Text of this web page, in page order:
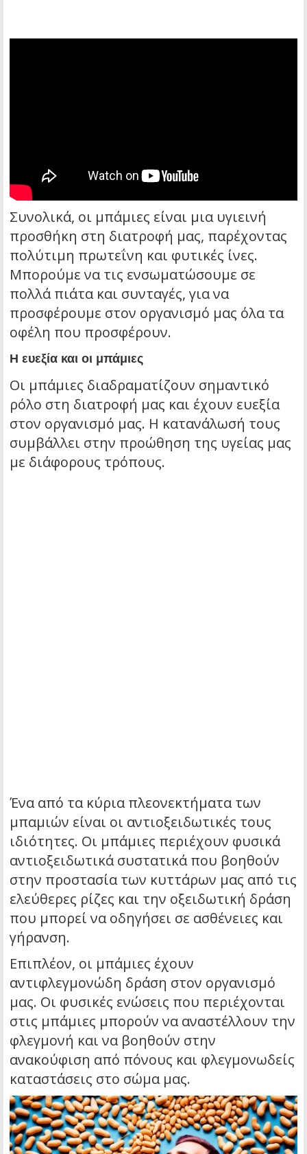
Συνολικά, οι μπάμιες είναι μια υγιεινή
προσθήκη στη διατροφή μας, παρέχοντας
πολύτιμη πρωτεΐνη και φυτικές ίνες.
Μπορούμε να τις ενσωματώσουμε σε
πολλά πιάτα και συνταγές, για να
προσφέρουμε στον οργανισμό μας όλα τα
οφέλη που προσφέρουν.
Η ευεξία και οι μπάμιες
Οι μπάμιες διαδραματίζουν σημαντικό
ρόλο στη διατροφή μας και έχουν ευεξία
στον οργανισμό μας. Η κατανάλωσή τους
συμβάλλει στην προώθηση της υγείας μας
με διάφορους τρόπους.
Ένα από τα κύρια πλεονεκτήματα των
μπαμιών είναι οι αντιοξειδωτικές τους
ιδιότητες. Οι μπάμιες περιέχουν φυσικά
αντιοξειδωτικά συστατικά που βοηθούν
στην προστασία των κυττάρων μας από τις
ελεύθερες ρίζες και την οξειδωτική δράση
που μπορεί να οδηγήσει σε ασθένειες και
γήρανση.
Επιπλέον, οι μπάμιες έχουν
αντιφλεγμονώδη δράση στον οργανισμό
μας. Οι φυσικές ενώσεις που περιέχονται
στις μπάμιες μπορούν να αναστέλλουν την
φλεγμονή και να βοηθούν στην
ανακούφιση από πόνους και φλεγμονωδείς
καταστάσεις στο σώμα μας.